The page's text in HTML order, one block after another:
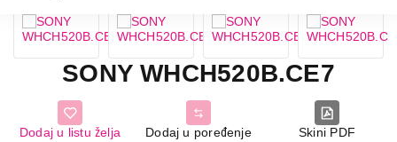
SONY WHCH520B.CE7
Skini PDF
Dodaj u poređenje
Dodaj u listu želja